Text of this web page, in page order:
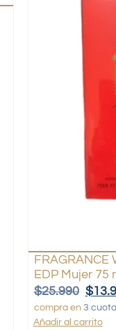
FRAGRANCE
EDP Mujer 75
$25.990 $
compra en 3
Añadir al carrito